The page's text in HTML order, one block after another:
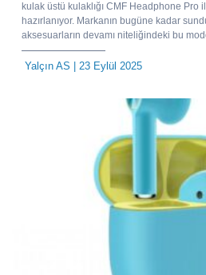
kulak üstü kulaklığı CMF Headphone Pro
hazırlanıyor. Markanın bugüne kadar
aksesuarların devamı niteliğindeki bu
Yalçın AS | 23 Eylül 2025